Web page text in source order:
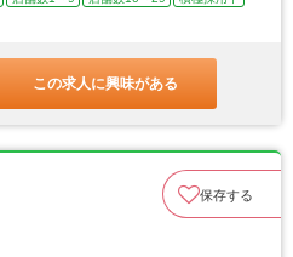
この求人に興味がある
保存する